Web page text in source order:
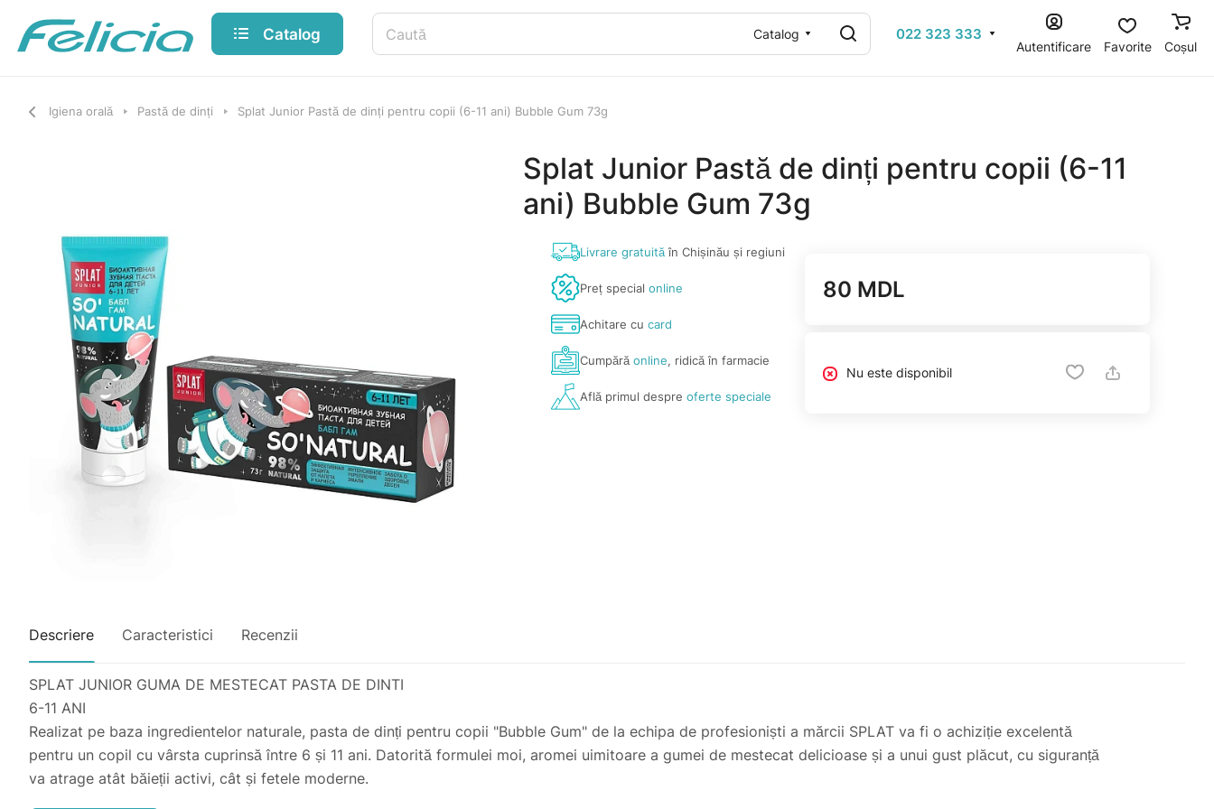
Catalog Catalog 022 323 333
Autentificare Favorite Coșul
Igiena orală Pastă de dinți Splat Junior Pastă de dinți pentru copii (6-11 ani) Bubble Gum 73g
Splat Junior Pastă de dinți pentru copii (6-11
ani) Bubble Gum 73g
Livrare gratuităîn Chișinău și regiuni
Preț specialonline
Achitare cucard
Cumpărăonline, ridică în farmacie
Află primul despreoferte speciale
80 MDL
Nu este disponibil
Descriere Caracteristici Recenzii
SPLAT JUNIOR GUMA DE MESTECAT PASTA DE DINTI
6-11 ANI
Realizat pe baza ingredientelor naturale, pasta de dinți pentru copii "Bubble Gum" de la echipa de profesioniști a mărcii SPLAT va fi o achiziție excelentă
pentru un copil cu vârsta cuprinsă între 6 și 11 ani. Datorită formulei moi, aromei uimitoare a gumei de mestecat delicioase și a unui gust plăcut, cu siguranță
va atrage atât băieții activi, cât și fetele moderne.